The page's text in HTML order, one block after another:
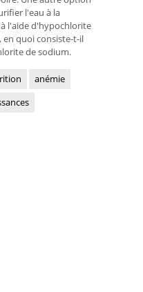
l'eau à la
l'aide d'hypochlorite
en quoi consiste-t-il
de sodium.
anémie